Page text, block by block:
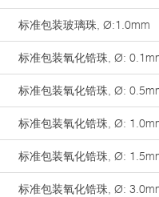
标准包装玻璃珠, Ø:1.0mm
标准包装氧化锆珠, Ø:
标准包装氧化锆珠, Ø:
标准包装氧化锆珠, Ø:
标准包装氧化锆珠, Ø:
标准包装氧化锆珠, Ø: